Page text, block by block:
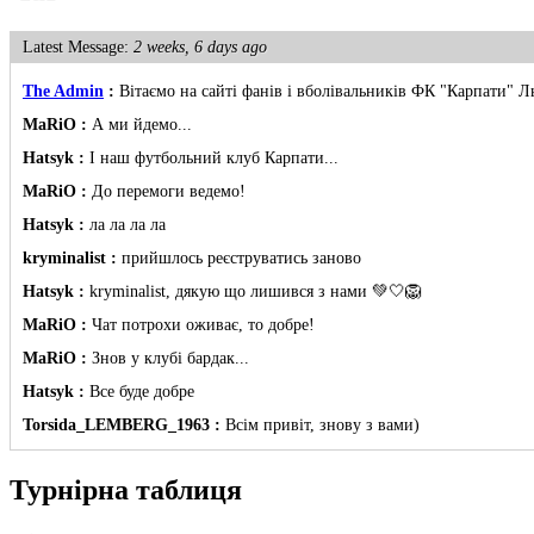
Latest Message: 2 weeks, 6 days ago
The Admin : Вітаємо на сайті фанів і вболівальників ФК "Карпати"
MaRiO : А ми йдемо...
Hatsyk : І наш футбольний клуб Карпати...
MaRiO : До перемоги ведемо!
Hatsyk : ла ла ла ла
kryminalist : прийшлось реєструватись заново
Hatsyk : kryminalist, дякую що лишився з нами 💚🤍🦁
MaRiO : Чат потрохи оживає, то добре!
MaRiO : Знов у клубі бардак...
Hatsyk : Все буде добре
Torsida_LEMBERG_1963 : Всім привіт, знову з вами)
SVAT :Всім привіт! Я так розумію старий сайт пішов разом з
Турнірна таблиця